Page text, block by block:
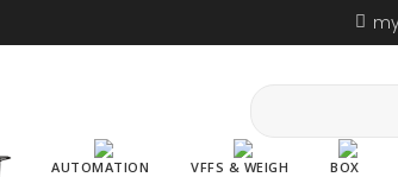
AUTOMATION VFFS & WEIGH BOX